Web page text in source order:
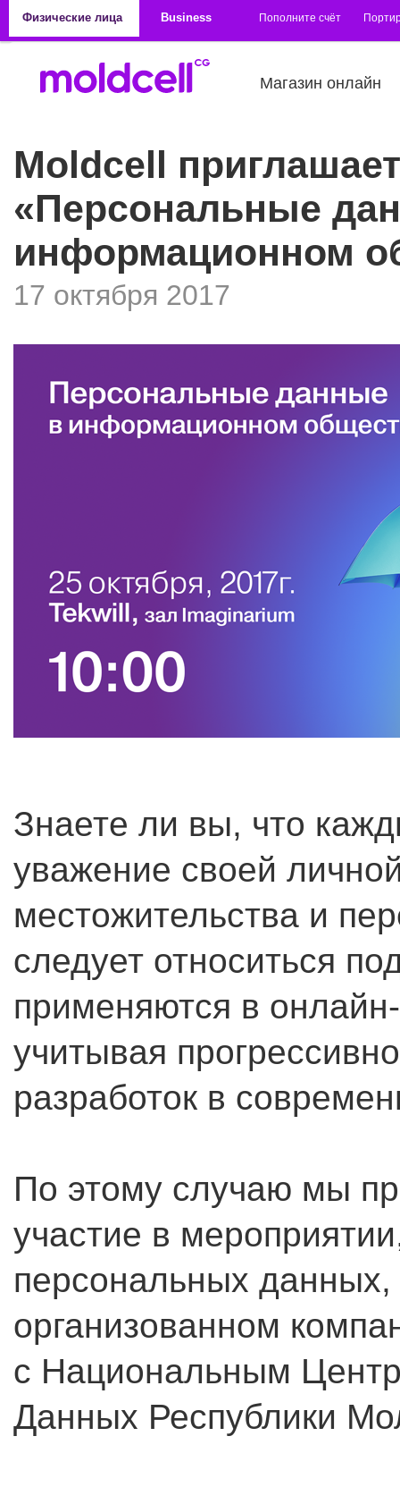
Физические лица
Business Пополните счёт
Магазин онлайн
Moldcell
«Персональные
информационном
17 октября 2017
Знаете ли вы, что
уважение своей
местожительства и
следует относиться
применяются в
учитывая
разработок в
По этому случаю мы
участие в
персональных данных,
организованном
с Национальным
Данных Республики